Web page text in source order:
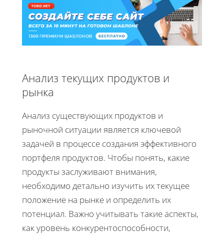
Анализ текущих продуктов и
рынка
Анализ существующих продуктов и
рыночной ситуации является ключевой
задачей в процессе создания эффективного
портфеля продуктов. Чтобы понять, какие
продукты заслуживают внимания,
необходимо детально изучить их текущее
положение на рынке и определить их
потенциал. Важно учитывать такие аспекты,
как уровень конкурентоспособности,